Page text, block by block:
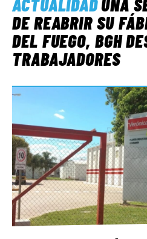
DE REABRIR SU
DEL FUEGO, BGH
TRABAJADORES